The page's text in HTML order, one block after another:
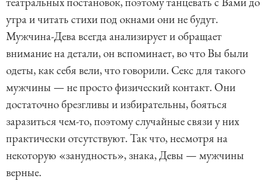
утра и читать стихи под окнами они не будут.
Мужчина-Дева всегда анализирует и обращает
внимание на детали, он вспоминает, во что Вы были
одеты, как себя вели, что говорили. Секс для такого
мужчины — не просто физический контакт. Они
достаточно брезгливы и избирательны, бояться
заразиться чем-то, поэтому случайные связи у них
практически отсутствуют. Так что, несмотря на
некоторую «занудность», знака, Девы — мужчины
верные.